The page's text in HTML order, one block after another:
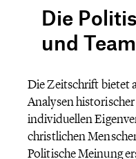
Die
und Team
Die Zeitschrift bietet
Analysen
individuellen
christlichen
Politische Meinung